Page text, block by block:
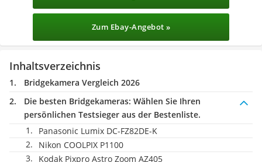
Zum Ebay-Angebot »
Inhaltsverzeichnis
Bridgekamera Vergleich 2026
Die besten Bridgekameras: Wählen Sie Ihren
persönlichen Testsieger aus der Bestenliste.
Panasonic Lumix DC-FZ82DE-K
Nikon COOLPIX P1100
Kodak Pixpro Astro Zoom AZ405